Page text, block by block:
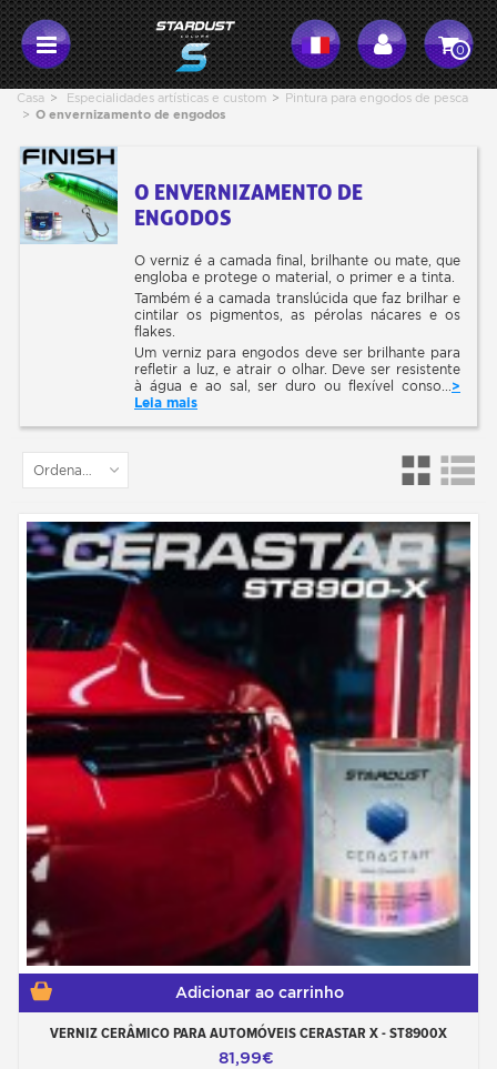
0
Casa > Especialidades artísticas e custom > Pintura para engodos de pesca
> O envernizamento de engodos
O ENVERNIZAMENTO DE
ENGODOS
O verniz é a camada final, brilhante ou mate, que
engloba e protege o material, o primer e a tinta.
Também é a camada translúcida que faz brilhar e
cintilar os pigmentos, as pérolas nácares e os
flakes.
Um verniz para engodos deve ser brilhante para
refletir a luz, e atrair o olhar. Deve ser resistente
à água e ao sal, ser duro ou flexível conso...>
Leia mais
Ordenar por
Adicionar ao carrinho
VERNIZ CERÂMICO PARA AUTOMÓVEIS CERASTAR X - ST8900X
81,99€